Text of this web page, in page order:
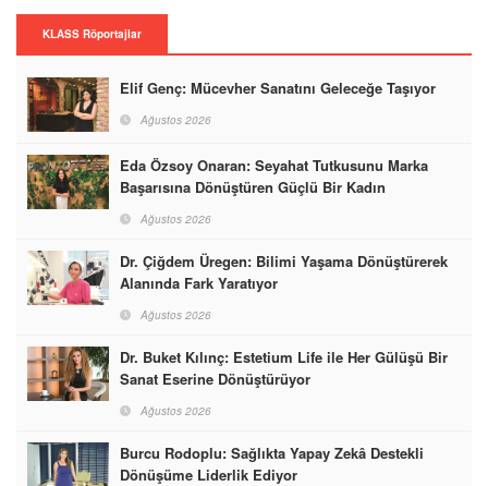
KLASS Röportajlar
Elif Genç: Mücevher Sanatını Geleceğe Taşıyor
Ağustos 2026
Eda Özsoy Onaran: Seyahat Tutkusunu Marka
Başarısına Dönüştüren Güçlü Bir Kadın
Ağustos 2026
Dr. Çiğdem Üregen: Bilimi Yaşama Dönüştürerek
Alanında Fark Yaratıyor
Ağustos 2026
Dr. Buket Kılınç: Estetium Life ile Her Gülüşü Bir
Sanat Eserine Dönüştürüyor
Ağustos 2026
Burcu Rodoplu: Sağlıkta Yapay Zekâ Destekli
Dönüşüme Liderlik Ediyor